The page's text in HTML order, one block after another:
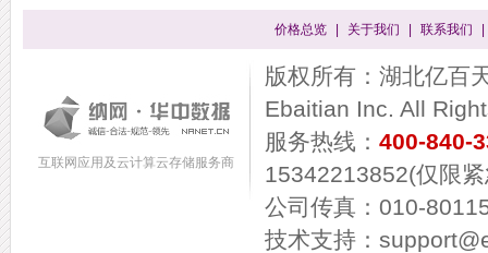
价格总览 关于我们 联系我们
互联网应用及云计算云存储服务商
版权所有：湖北亿百
Ebaitian Inc. All
服务热线： 400-840-
15342213852(仅限
公司传真：010-
技术支持：